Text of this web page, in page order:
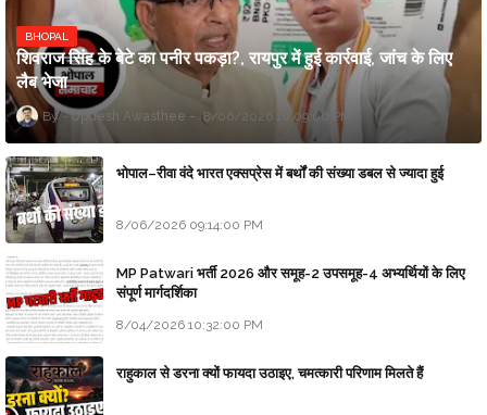
BHOPAL
शिवराज सिंह के बेटे का पनीर पकड़ा?, रायपुर में हुई कार्रवाई, जांच के लिए
लैब भेजा
Updesh Awasthee 8/06/2026 10:09:00 PM
भोपाल–रीवा वंदे भारत एक्सप्रेस में बर्थों की संख्या डबल से ज्यादा हुई
8/06/2026 09:14:00 PM
MP Patwari भर्ती 2026 और समूह-2 उपसमूह-4 अभ्यर्थियों के लिए
संपूर्ण मार्गदर्शिका
8/04/2026 10:32:00 PM
राहुकाल से डरना क्यों फायदा उठाइए, चमत्कारी परिणाम मिलते हैं